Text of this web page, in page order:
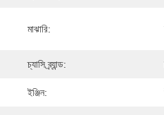
মাঝারি:
চ্যাসি ব্র্যান্ড:
ইঞ্জিন: